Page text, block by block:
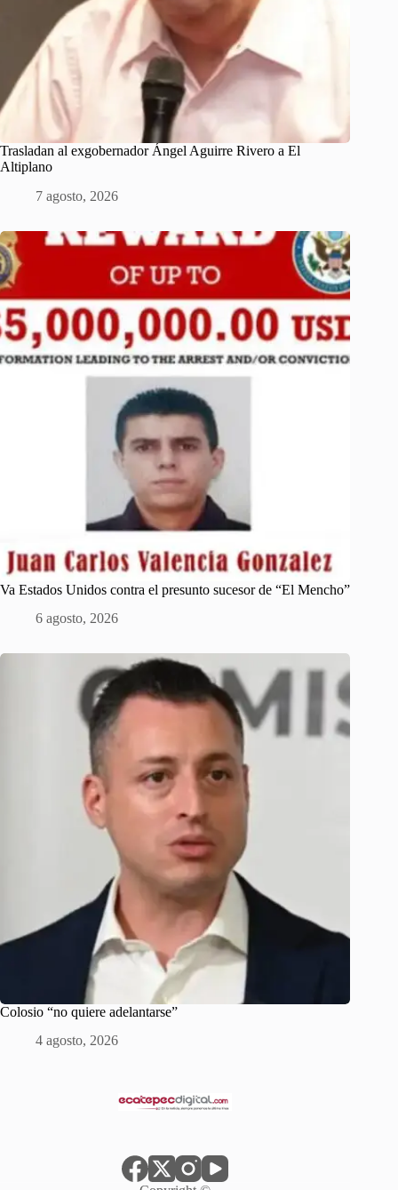
Trasladan al exgobernador Ángel Aguirre Rivero a El
Altiplano
7 agosto, 2026
Va Estados Unidos contra el presunto sucesor de “El Mencho”
6 agosto, 2026
Colosio “no quiere adelantarse”
4 agosto, 2026